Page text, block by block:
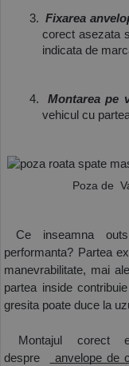
Fixarea
corect asezata
indicata de
Montarea pe
vehicul cu
Poza de
Ce inseamna
performanta? Partea
manevrabilitate, mai
partea inside
gresita poate duce la
Montajul corect
despre
anvelope de